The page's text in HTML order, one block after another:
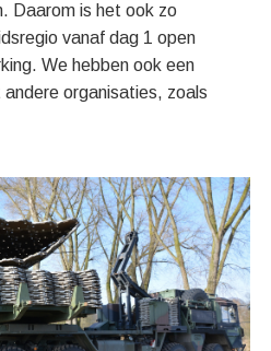
Daarom is het ook zo
vanaf dag 1 open
We hebben ook een
organisaties, zoals